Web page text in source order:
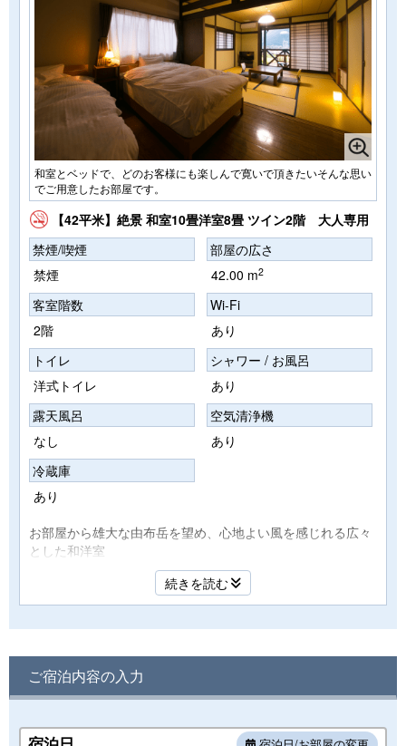
和室とベッドで、どのお客様にも楽しんで寛いで頂きたいそんな思い
でご用意したお部屋です。
【42平米】絶景 和室10畳洋室8畳 ツイン2階 大人専用
禁煙/喫煙
禁煙
部屋の広さ
42.00 m2
客室階数
2階
Wi-Fi
あり
トイレ
洋式トイレ
シャワー / お風呂
あり
露天風呂
なし
空気清浄機
あり
冷蔵庫
あり
お部屋から雄大な由布岳を望め、心地よい風を感じれる広々
とした和洋室
和室10畳・洋室8畳の広々としたお部屋で洋室にはセミダブ
ルベットのツインルームでゆっくりとお過ごし頂けます。
※専用露天風呂は付いていません。
禁煙・インターネット可
■客室設備■
ポット／お茶セット／冷蔵庫／ドライヤー／電気スタンド
続きを読む
ご宿泊内容の入力